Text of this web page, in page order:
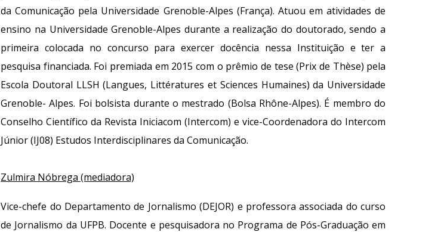
da Comunicação pela Universidade Grenoble-Alpes (França). Atuou em atividades de
ensino na Universidade Grenoble-Alpes durante a realização do doutorado, sendo a
primeira colocada no concurso para exercer docência nessa Instituição e ter a
pesquisa financiada. Foi premiada em 2015 com o prêmio de tese (Prix de Thèse) pela
Escola Doutoral LLSH (Langues, Littératures et Sciences Humaines) da Universidade
Grenoble- Alpes. Foi bolsista durante o mestrado (Bolsa Rhône-Alpes). É membro do
Conselho Científico da Revista Iniciacom (Intercom) e vice-Coordenadora do Intercom
Júnior (IJ08) Estudos Interdisciplinares da Comunicação.
Zulmira Nóbrega (mediadora)
Vice-chefe do Departamento de Jornalismo (DEJOR) e professora associada do curso
de Jornalismo da UFPB. Docente e pesquisadora no Programa de Pós-Graduação em